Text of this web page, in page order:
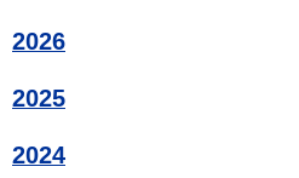
2026
2025
2024